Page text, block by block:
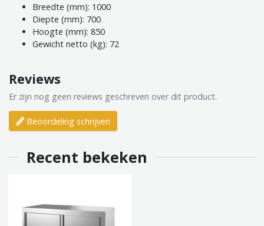
Breedte (mm): 1000
Diepte (mm): 700
Hoogte (mm): 850
Gewicht netto (kg): 72
Reviews
Er zijn nog geen reviews geschreven over dit product.
Beoordeling schrijven
Recent bekeken